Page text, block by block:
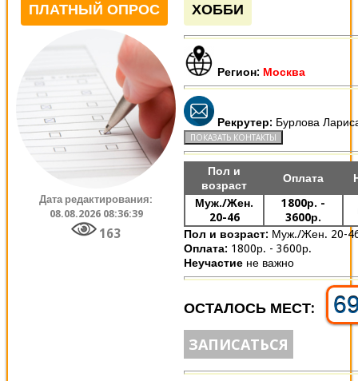
ПЛАТНЫЙ ОПРОС
Дата редактирования:
08.08.2026 08:36:39
163
ХОББИ
Регион: Москва
Рекрутер: Бурлова
Пол и
возраст
Оплата
Муж./Жен.
20-46
1800р. -
3600р.
Пол и возраст: Муж./Жен. 20-
Оплата: 1800р. - 3600р.
Неучастие не важно
ОСТАЛОСЬ МЕСТ:
ЗАПИСАТЬСЯ